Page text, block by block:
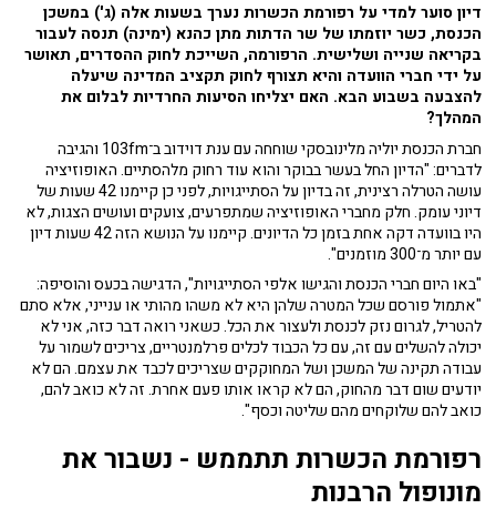
דיון סוער למדי על רפורמת הכשרות נערך בשעות אלה (ג') במשכן
הכנסת, כשר יוזמתו של שר הדתות מתן כהנא (ימינה) תנסה לעבור
בקריאה שנייה ושלישית. הרפורמה, השייכת לחוק ההסדרים, תאושר
על ידי חברי הוועדה והיא תצורף לחוק תקציב המדינה שיעלה
להצבעה בשבוע הבא. האם יצליחו הסיעות החרדיות לבלום את
המהלך?
חברת הכנסת יוליה מלינובסקי שוחחה עם ענת דוידוב ב־103fm והגיבה
לדברים: "הדיון החל בעשר בבוקר והוא עוד רחוק מלהסתיים. האופוזיציה
עושה הטרלה רצינית, זה בדיון על הסתייגויות, לפני כן קיימנו 42 שעות של
דיוני עומק. חלק מחברי האופוזיציה שמתפרעים, צועקים ועושים הצגות, לא
היו בוועדה דקה אחת בזמן כל הדיונים. קיימנו על הנושא הזה 42 שעות דיון
עם יותר מ־300 מוזמנים".
"באו היום חברי הכנסת והגישו אלפי הסתייגויות", הדגישה בכעס והוסיפה:
"אתמול פורסם שכל המטרה שלהן היא לא משהו מהותי או ענייני, אלא סתם
להטריל, לגרום נזק לכנסת ולעצור את הכל. כשאני רואה דבר כזה, אני לא
יכולה להשלים עם זה, עם כל הכבוד לכלים פרלמנטריים, צריכים לשמור על
עבודה תקינה של המשכן ושל המחוקקים שצריכים לכבד את עצמם. הם לא
יודעים שום דבר מהחוק, הם לא קראו אותו פעם אחרת. זה לא כואב להם,
כואב להם שלוקחים מהם שליטה וכסף".
רפורמת הכשרות תתממש - נשבור את
מונופול הרבנות